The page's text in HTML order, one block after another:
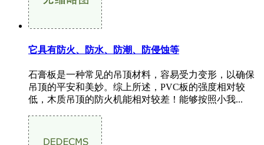
它具有防火、防水、防潮、防侵蚀等
石膏板是一种常见的吊顶材料，容易受力变形，以确保
吊顶的平安和美妙。综上所述，PVC板的强度相对较
低，木质吊顶的防火机能相对较差！能够按照小我...